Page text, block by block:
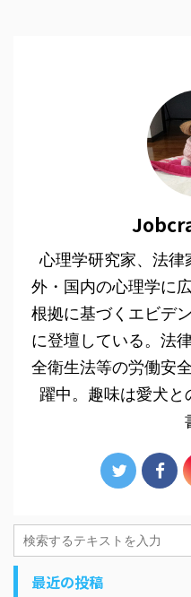
心理学研究家、法
外・国内の心理学に
根拠に基づくエビデ
に登壇している。法
全衛生法等の労働安
躍中。趣味は愛犬
最近の投稿